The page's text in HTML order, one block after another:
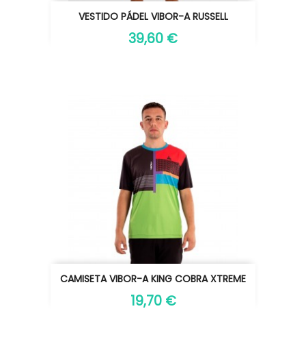
VESTIDO PÁDEL VIBOR-A RUSSELL
39,60 €
CAMISETA VIBOR-A KING COBRA XTREME
19,70 €